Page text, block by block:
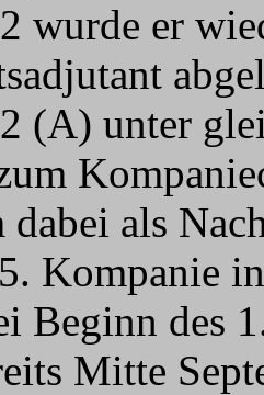
wurde er
(A) unter
dabei als
Kompanie
Beginn des
Mitte